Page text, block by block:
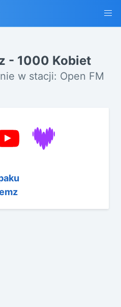
- 1000 Kobiet
w stacji: Open FM